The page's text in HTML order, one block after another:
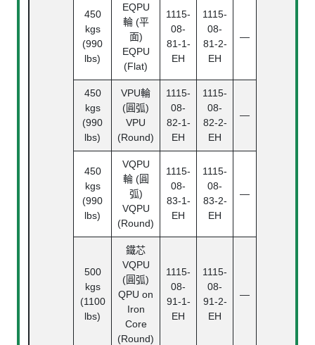
450
kgs
(990
lbs)
EQPU
輪 (平
面)
EQPU
(Flat)
1115-
08-
81-1-
EH
1115-
08-
81-2-
EH
—
450
kgs
(990
lbs)
VPU輪
(圓弧)
VPU
(Round)
1115-
08-
82-1-
EH
1115-
08-
82-2-
EH
—
450
kgs
(990
lbs)
VQPU
輪 (圓
弧)
VQPU
(Round)
1115-
08-
83-1-
EH
1115-
08-
83-2-
EH
—
500
kgs
(1100
lbs)
鐵芯
VQPU
(圓弧)
QPU on
Iron
Core
(Round)
1115-
08-
91-1-
EH
1115-
08-
91-2-
EH
—